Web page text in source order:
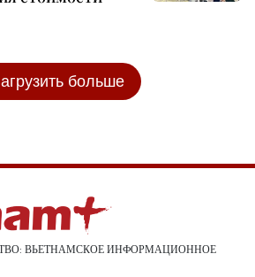
больше
ВЬЕТНАМСКОЕ ИНФОРМАЦИОННОЕ